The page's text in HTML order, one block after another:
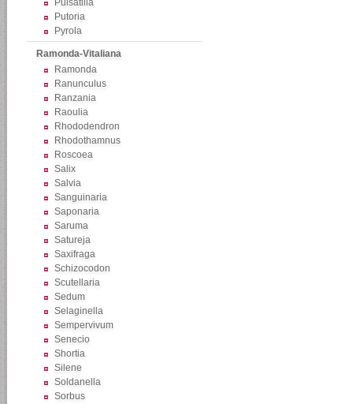
Pulsatilla
Putoria
Pyrola
Ramonda-Vitaliana
Ramonda
Ranunculus
Ranzania
Raoulia
Rhododendron
Rhodothamnus
Roscoea
Salix
Salvia
Sanguinaria
Saponaria
Saruma
Satureja
Saxifraga
Schizocodon
Scutellaria
Sedum
Selaginella
Sempervivum
Senecio
Shortia
Silene
Soldanella
Sorbus